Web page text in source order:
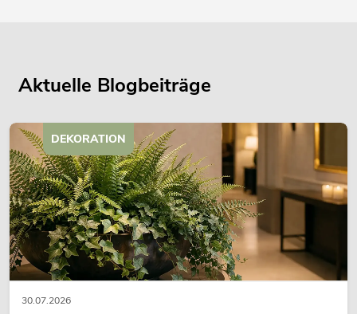
Aktuelle Blogbeiträge
30.07.2026
DEKORATION